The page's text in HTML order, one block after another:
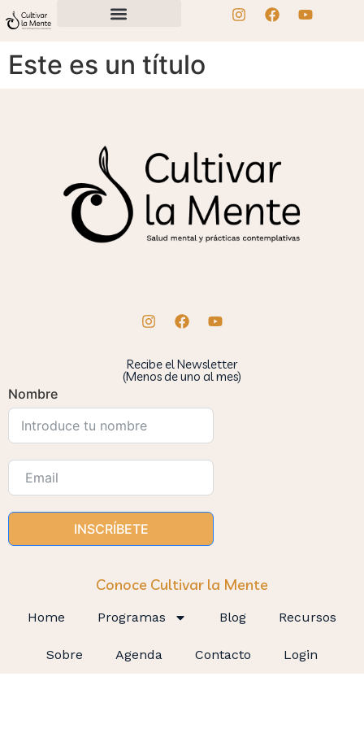
Este es un título
Recibe el Newsletter
(Menos de uno al mes)
Nombre
INSCRÍBETE
Conoce Cultivar la Mente
Home Programas Blog Recursos
Sobre Agenda Contacto Login